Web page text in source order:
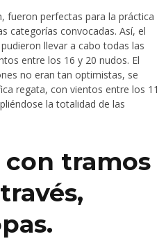
fueron perfectas para la práctica
categorías convocadas. Así, el
llevar a cabo todas las
entre los 16 y 20 nudos. El
no eran tan optimistas, se
regata, con vientos entre los 11
la totalidad de las
con tramos